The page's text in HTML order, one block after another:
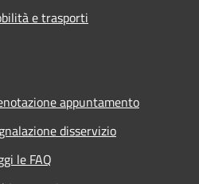
e trasporti
appuntamento
disservizio
le FAQ